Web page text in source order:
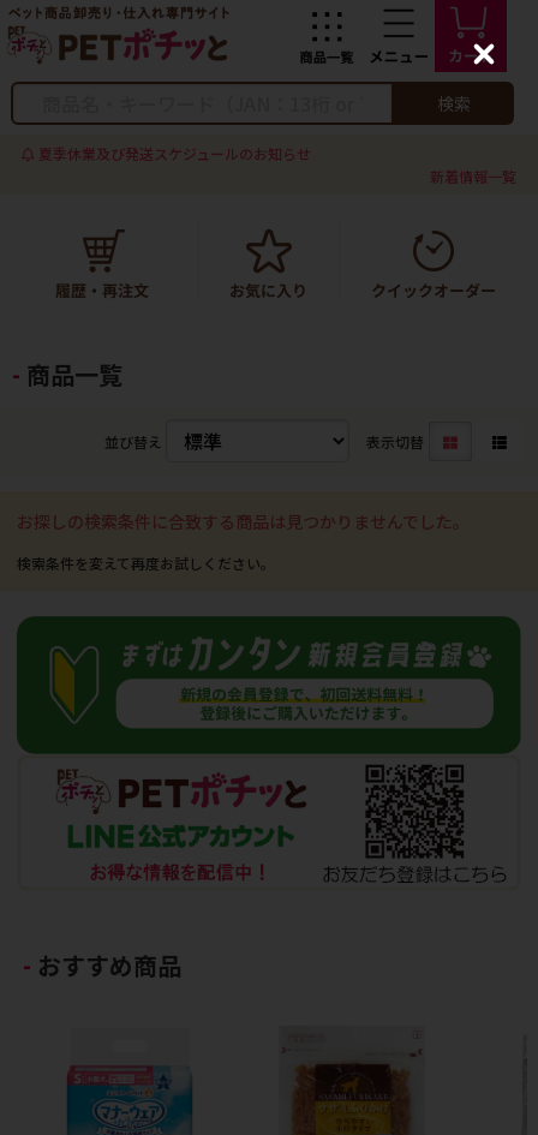
検索
夏季休業及び発送スケジュールのお知らせ
新着情報一覧
商品一覧
並び替え 表示切替
お探しの検索条件に合致する商品は見つかりませんでした。
おすすめ商品
C
l
s